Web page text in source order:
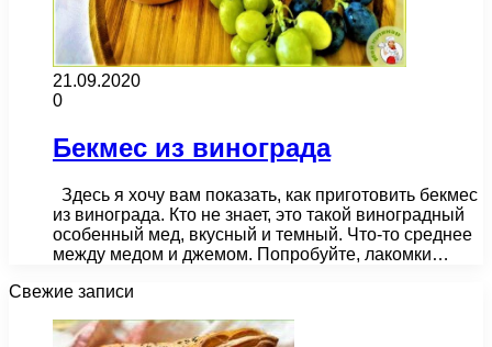
21.09.2020
0
Бекмес из винограда
Здесь я хочу вам показать, как приготовить бекмес
из винограда. Кто не знает, это такой виноградный
особенный мед, вкусный и темный. Что-то среднее
между медом и джемом. Попробуйте, лакомки…
Свежие записи